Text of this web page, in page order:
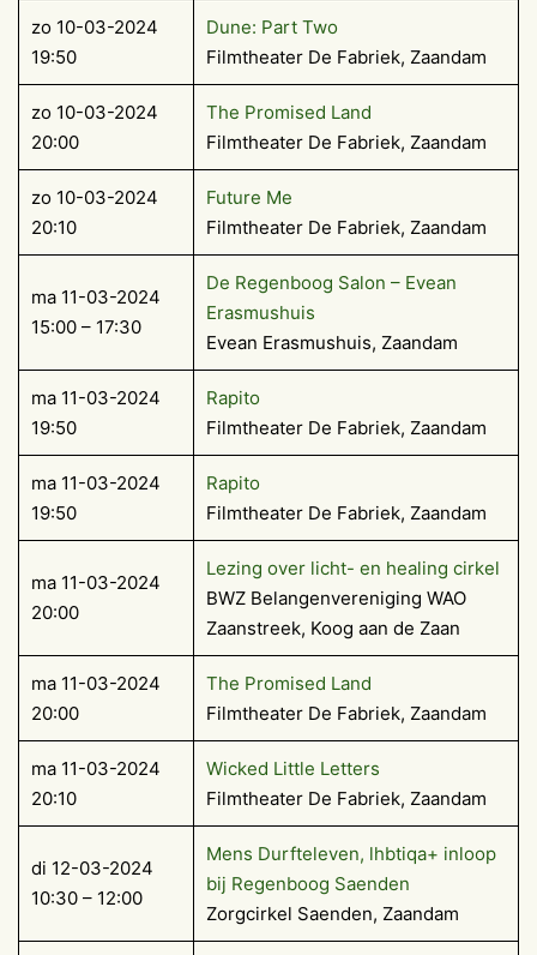
zo 10-03-2024
19:50
Dune: Part Two
Filmtheater De Fabriek, Zaandam
zo 10-03-2024
20:00
The Promised Land
Filmtheater De Fabriek, Zaandam
zo 10-03-2024
20:10
Future Me
Filmtheater De Fabriek, Zaandam
ma 11-03-2024
15:00 – 17:30
De Regenboog Salon – Evean
Erasmushuis
Evean Erasmushuis, Zaandam
ma 11-03-2024
19:50
Rapito
Filmtheater De Fabriek, Zaandam
ma 11-03-2024
19:50
Rapito
Filmtheater De Fabriek, Zaandam
ma 11-03-2024
20:00
Lezing over licht- en healing cirkel
BWZ Belangenvereniging WAO
Zaanstreek, Koog aan de Zaan
ma 11-03-2024
20:00
The Promised Land
Filmtheater De Fabriek, Zaandam
ma 11-03-2024
20:10
Wicked Little Letters
Filmtheater De Fabriek, Zaandam
di 12-03-2024
10:30 – 12:00
Mens Durfteleven, lhbtiqa+ inloop
bij Regenboog Saenden
Zorgcirkel Saenden, Zaandam